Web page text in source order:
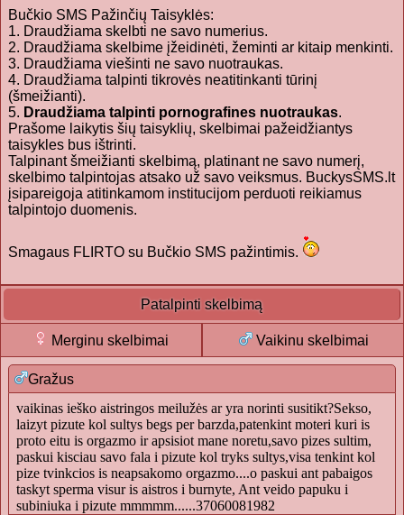
Bučkio SMS Pažinčių Taisyklės:
1. Draudžiama skelbti ne savo numerius.
2. Draudžiama skelbime įžeidinėti, žeminti ar kitaip menkinti.
3. Draudžiama viešinti ne savo nuotraukas.
4. Draudžiama talpinti tikrovės neatitinkanti tūrinį
(šmeižianti).
5. Draudžiama talpinti pornografines nuotraukas.
Prašome laikytis šių taisyklių, skelbimai pažeidžiantys
taisykles bus ištrinti.
Talpinant šmeižianti skelbimą, platinant ne savo numerį,
skelbimo talpintojas atsako už savo veiksmus. BuckysSMS.lt
įsipareigoja atitinkamom institucijom perduoti reikiamus
talpintojo duomenis.
Smagaus FLIRTO su Bučkio SMS pažintimis.
Patalpinti skelbimą
Merginu skelbimai Vaikinu skelbimai
Gražus
vaikinas ieško aistringos meilužės ar yra norinti susitikt?Sekso,
laizyt pizute kol sultys begs per barzda,patenkint moteri kuri is
proto eitu is orgazmo ir apsisiot mane noretu,savo pizes sultim,
paskui kisciau savo fala i pizute kol tryks sultys,visa tenkint kol
pize tvinkcios is neapsakomo orgazmo....o paskui ant pabaigos
taskyt sperma visur is aistros i burnyte, Ant veido papuku i
subiniuka i pizute mmmmm......37060081982